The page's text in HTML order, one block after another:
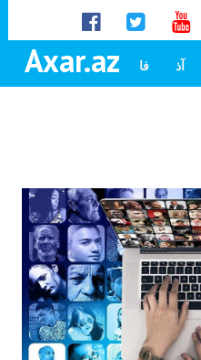
Axar.az آذ فا